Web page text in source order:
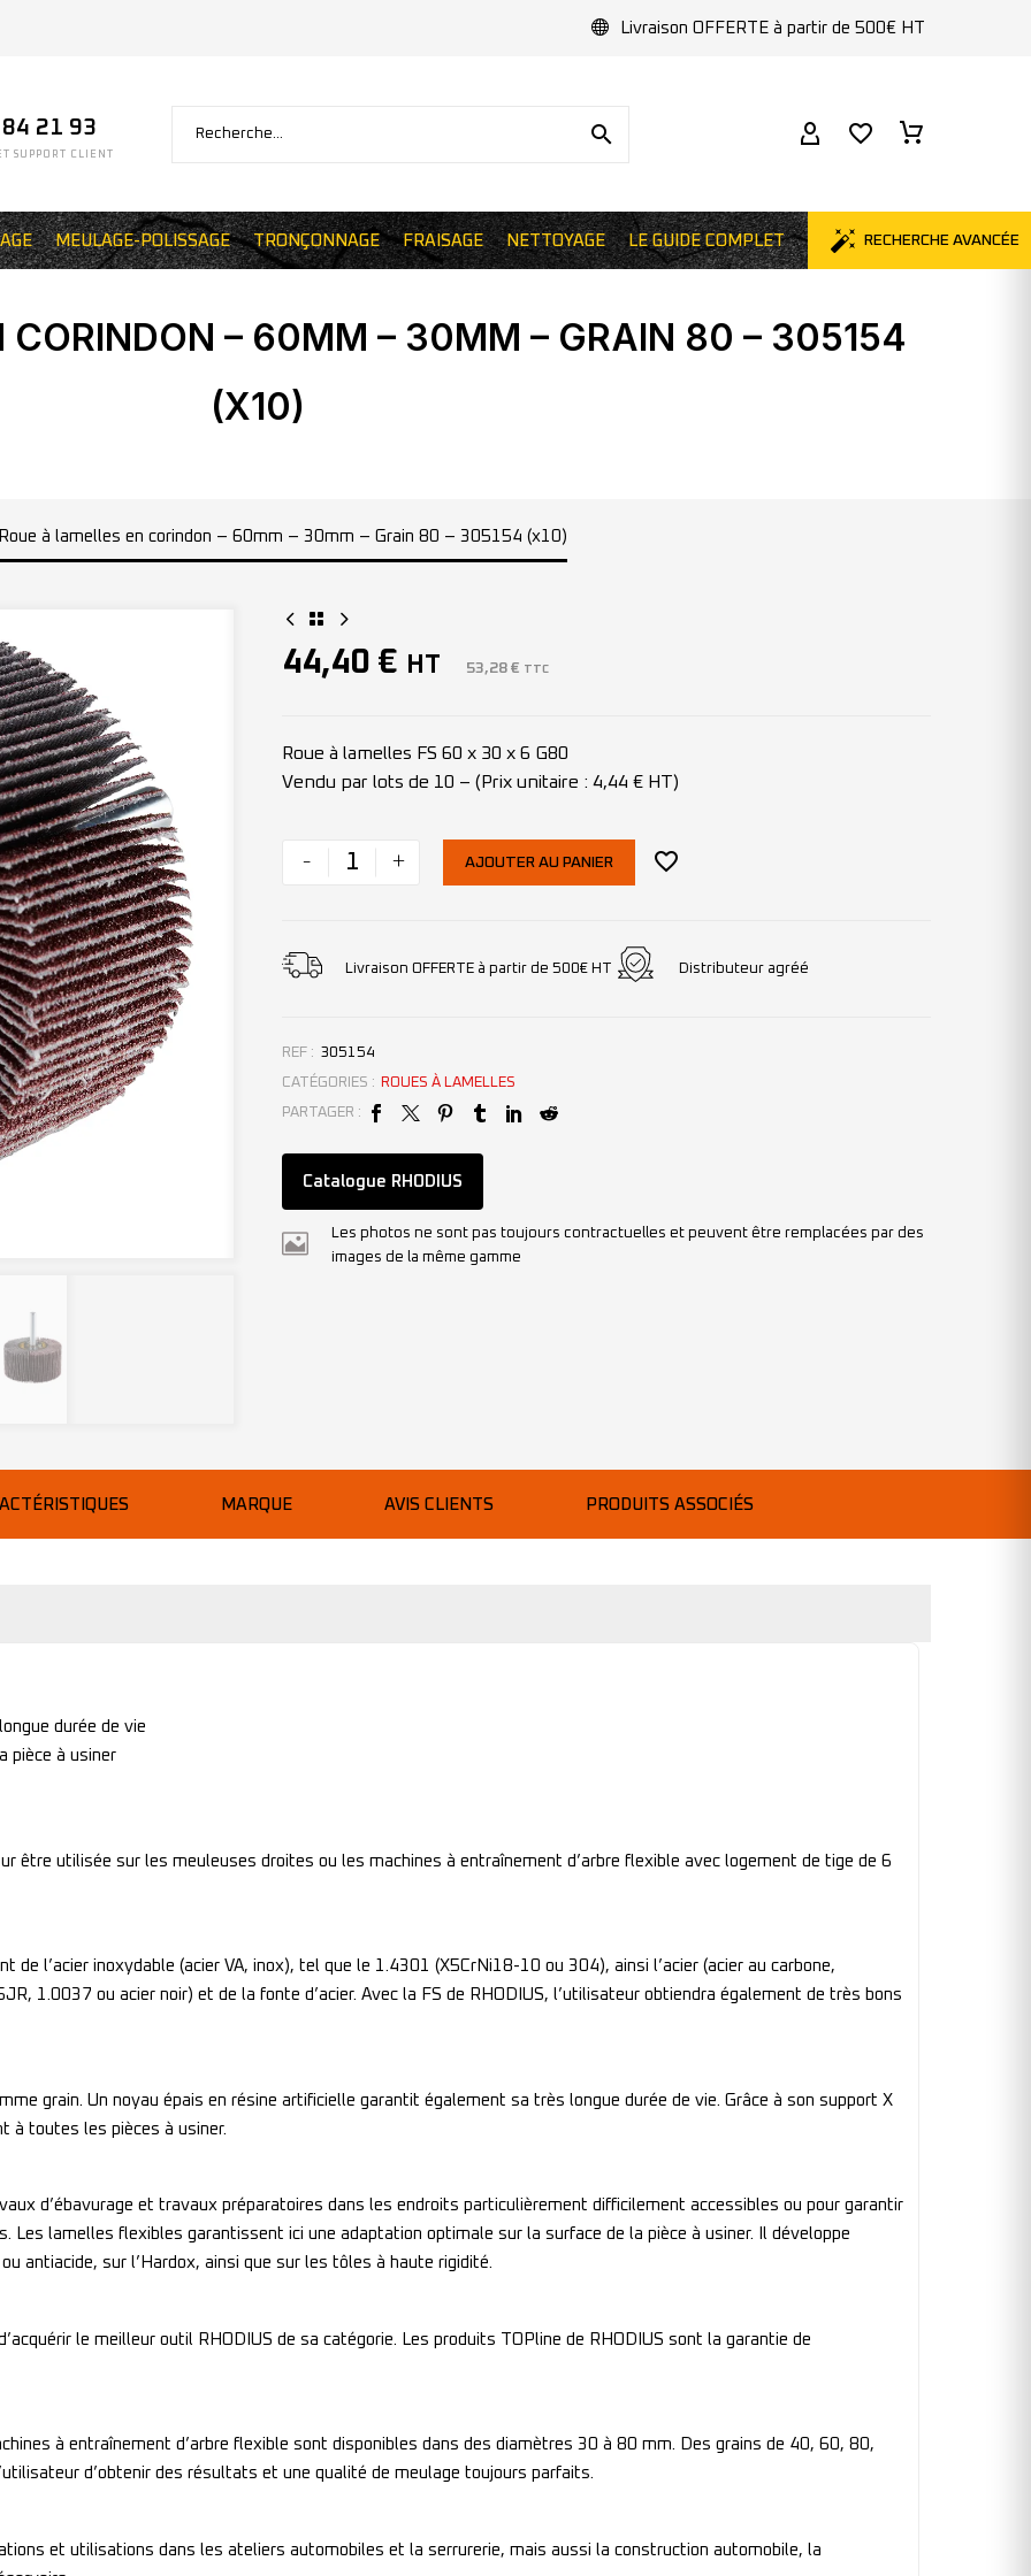
Livraison OFFERTE à partir de 500€ HT
21 93
SUPPORT CLIENT
MEULAGE-POLISSAGE TRONÇONNAGE FRAISAGE NETTOYAGE LE GUIDE COMPLET RECHERCHE AVANCÉE
CORINDON – 60MM – 30MM – GRAIN 80 – 305154
(X10)
à lamelles en corindon – 60mm – 30mm – Grain 80 – 305154 (x10)
44,40 € HT 53,28 € TTC
Roue à lamelles FS 60 x 30 x 6 G80
Vendu par lots de 10 – (Prix unitaire : 4,44 € HT)
- + AJOUTER AU PANIER
Livraison OFFERTE à partir de 500€ HT Distributeur agréé
REF : 305154
CATÉGORIES :
ROUES À LAMELLES
PARTAGER :
Catalogue RHODIUS
Les photos ne sont pas toujours contractuelles et peuvent être remplacées par des
images de la même gamme
MARQUE AVIS CLIENTS PRODUITS ASSOCIÉS
durée de vie
pièce à usiner
être utilisée sur les meuleuses droites ou les machines à entraînement d’arbre flexible avec logement de tige de 6
l’acier inoxydable (acier VA, inox), tel que le 1.4301 (X5CrNi18-10 ou 304), ainsi l’acier (acier au carbone,
1.0037 ou acier noir) et de la fonte d’acier. Avec la FS de RHODIUS, l’utilisateur obtiendra également de très bons
grain. Un noyau épais en résine artificielle garantit également sa très longue durée de vie. Grâce à son support X
à toutes les pièces à usiner.
d’ébavurage et travaux préparatoires dans les endroits particulièrement difficilement accessibles ou pour garantir
Les lamelles flexibles garantissent ici une adaptation optimale sur la surface de la pièce à usiner. Il développe
antiacide, sur l’Hardox, ainsi que sur les tôles à haute rigidité.
le meilleur outil RHODIUS de sa catégorie. Les produits TOPline de RHODIUS sont la garantie de
à entraînement d’arbre flexible sont disponibles dans des diamètres 30 à 80 mm. Des grains de 40, 60, 80,
d’obtenir des résultats et une qualité de meulage toujours parfaits.
et utilisations dans les ateliers automobiles et la serrurerie, mais aussi la construction automobile, la